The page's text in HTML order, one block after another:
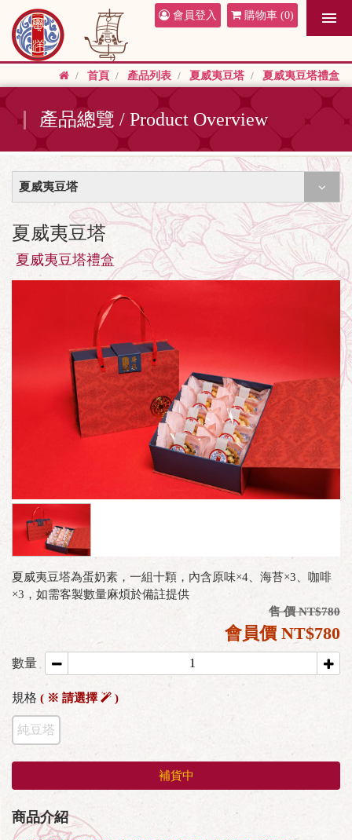
會員登入 購物車 (0)
首頁 產品列表 夏威夷豆塔 夏威夷豆塔禮盒
產品總覽 / Product Overview
夏威夷豆塔
夏威夷豆塔
夏威夷豆塔禮盒
夏威夷豆塔為蛋奶素，一組十顆，內含原味×4、海苔×3、咖啡
×3，如需客製數量麻煩於備註提供
售 價 NT$780
會員價 NT$780
數量
規格 ( ※ 請選擇 )
純豆塔
補貨中
商品介紹